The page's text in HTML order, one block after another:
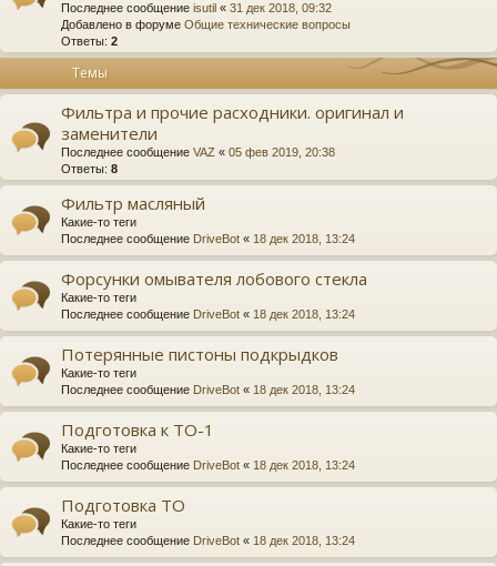
Последнее сообщение isutil « 31 дек 2018, 09:32
Добавлено в форуме Общие технические вопросы
Ответы: 2
Темы
Фильтра и прочие расходники. оригинал и
заменители
Последнее сообщение VAZ « 05 фев 2019, 20:38
Ответы: 8
Фильтр масляный
Какие-то теги
Последнее сообщение DriveBot « 18 дек 2018, 13:24
Форсунки омывателя лобового стекла
Какие-то теги
Последнее сообщение DriveBot « 18 дек 2018, 13:24
Потерянные пистоны подкрыдков
Какие-то теги
Последнее сообщение DriveBot « 18 дек 2018, 13:24
Подготовка к ТО-1
Какие-то теги
Последнее сообщение DriveBot « 18 дек 2018, 13:24
Подготовка ТО
Какие-то теги
Последнее сообщение DriveBot « 18 дек 2018, 13:24